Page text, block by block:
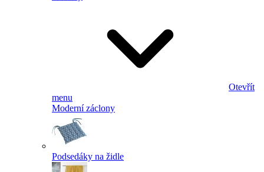
Otevřít
menu
Moderní záclony
Podsedáky na židle